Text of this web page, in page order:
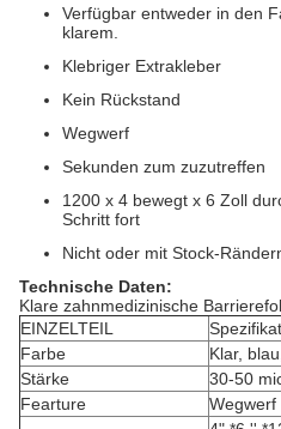
Verfügbar entweder in den
klarem.
Klebriger Extrakleber
Kein Rückstand
Wegwerf
Sekunden zum zuzutreffen
1200 x 4 bewegt x 6 Zoll
Schritt fort
Nicht oder mit Stock-
Technische Daten:
Klare zahnmedizinische
EINZELTEIL
Farbe
Klar,
Stärke
30-50
Fearture
Wegwerf